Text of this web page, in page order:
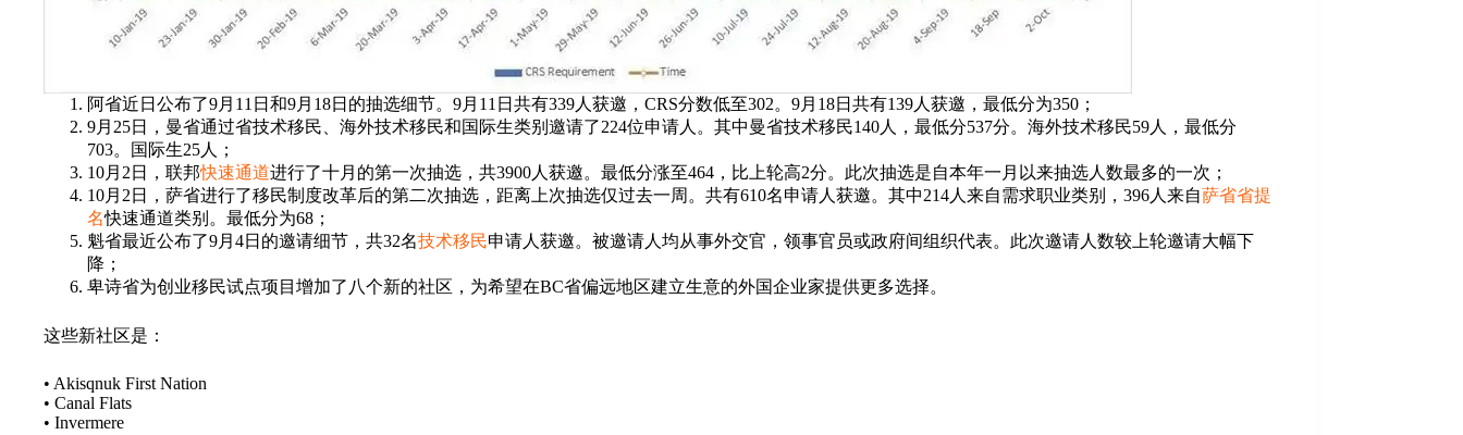
阿省近日公布了9月11日和9月18日的抽选细节。9月11日共有339人获邀，CRS分数低至302。9月18日共有139人获邀，最低分为350；
9月25日，曼省通过省技术移民、海外技术移民和国际生类别邀请了224位申请人。其中曼省技术移民140人，最低分537分。海外技术移民59人，最低分
703。国际生25人；
10月2日，联邦快速通道进行了十月的第一次抽选，共3900人获邀。最低分涨至464，比上轮高2分。此次抽选是自本年一月以来抽选人数最多的一次；
10月2日，萨省进行了移民制度改革后的第二次抽选，距离上次抽选仅过去一周。共有610名申请人获邀。其中214人来自需求职业类别，396人来自萨省省提
名快速通道类别。最低分为68；
魁省最近公布了9月4日的邀请细节，共32名技术移民申请人获邀。被邀请人均从事外交官，领事官员或政府间组织代表。此次邀请人数较上轮邀请大幅下
降；
卑诗省为创业移民试点项目增加了八个新的社区，为希望在BC省偏远地区建立生意的外国企业家提供更多选择。
这些新社区是：
• Akisqnuk First Nation
• Canal Flats
• Invermere